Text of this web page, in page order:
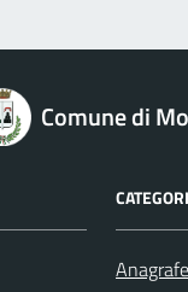
Comune di